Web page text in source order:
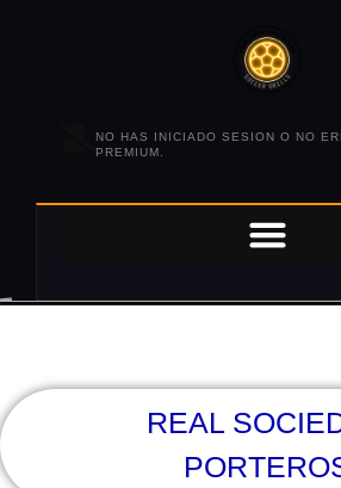
NO HAS INICIADO SESION O NO
PREMIUM.
REAL